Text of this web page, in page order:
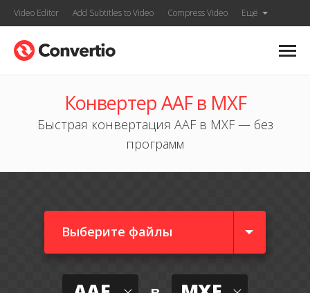
Video Editor Add Subtitles to Video Compress Video Ещё
Конвертер AAF в MXF
Быстрая конвертация AAF в MXF — без
программ
Выберите файлы